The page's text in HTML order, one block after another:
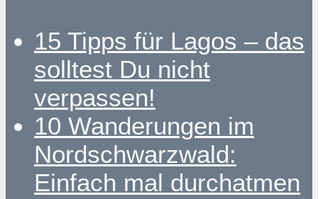
15 Tipps für Lagos – das
solltest Du nicht
verpassen!
10 Wanderungen im
Nordschwarzwald:
Einfach mal durchatmen